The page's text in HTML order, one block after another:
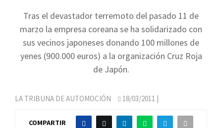
Tras el devastador terremoto del pasado 11 de
marzo la empresa coreana se ha solidarizado con
sus vecinos japoneses donando 100 millones de
yenes (900.000 euros) a la organización Cruz Roja
de Japón.
LA TRIBUNA DE AUTOMOCIÓN 18/03/2011 |
COMPARTIR